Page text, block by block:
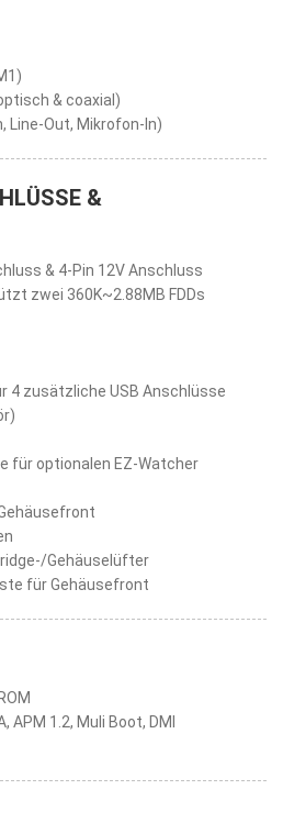
& coaxial)
Line-Out, Mikrofon-In)
&
& 4-Pin 12V Anschluss
zwei 360K~2.88MB FDDs
4 zusätzliche USB Anschlüsse
für optionalen EZ-Watcher
Gehäuselüfter
für Gehäusefront
1.2, Muli Boot, DMI